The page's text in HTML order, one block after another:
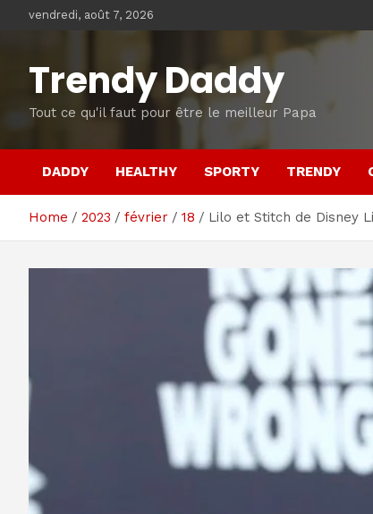
vendredi, août 7, 2026
Trendy Daddy
Tout ce qu'il faut pour être le meilleur Papa
DADDY HEALTHY SPORTY TRENDY
Home 2023 février 18 Lilo et Stitch de Disney